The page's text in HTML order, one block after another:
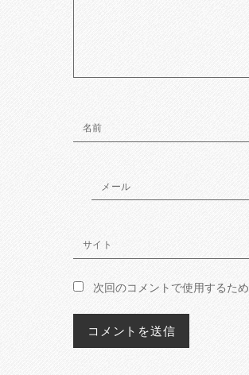
名前
メール
サイト
次回のコメントで使用するた